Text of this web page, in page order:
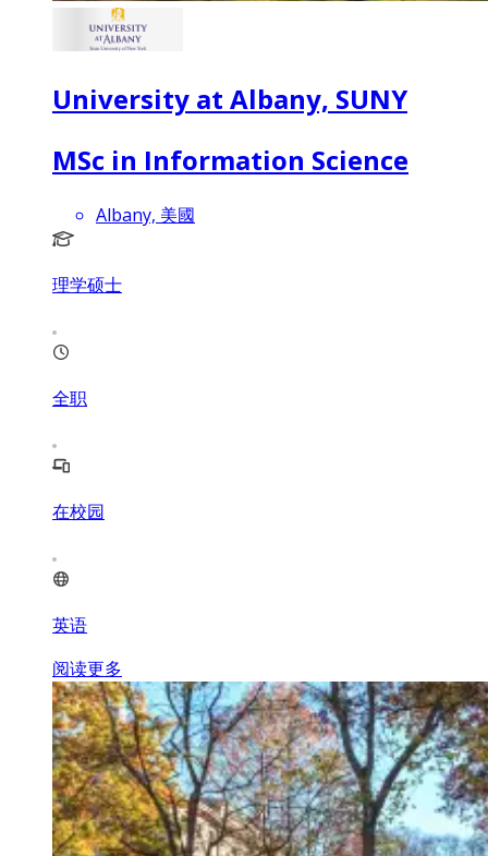
University at Albany, SUNY
MSc in Information Science
Albany, 美國
理学硕士
全职
在校园
英语
阅读更多